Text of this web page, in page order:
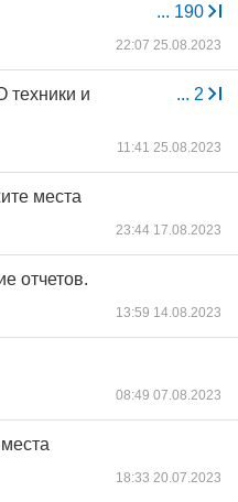
... 190
22:07 25.08.2023
... 2
и
11:41 25.08.2023
места
23:44 17.08.2023
отчетов.
13:59 14.08.2023
08:49 07.08.2023
18:33 20.07.2023